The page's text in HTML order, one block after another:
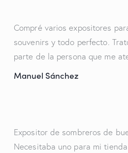
Compré varios expositores
souvenirs y todo perfecto.
parte de la persona que me
Manuel Sánchez
Expositor de sombreros de
Necesitaba uno para mi